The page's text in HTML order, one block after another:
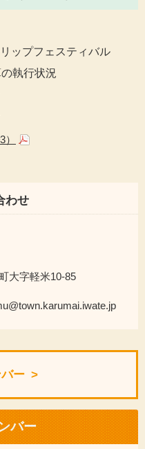
示
ップフェスティバル
執行状況
わせ
大字軽米10-85
ー
バー